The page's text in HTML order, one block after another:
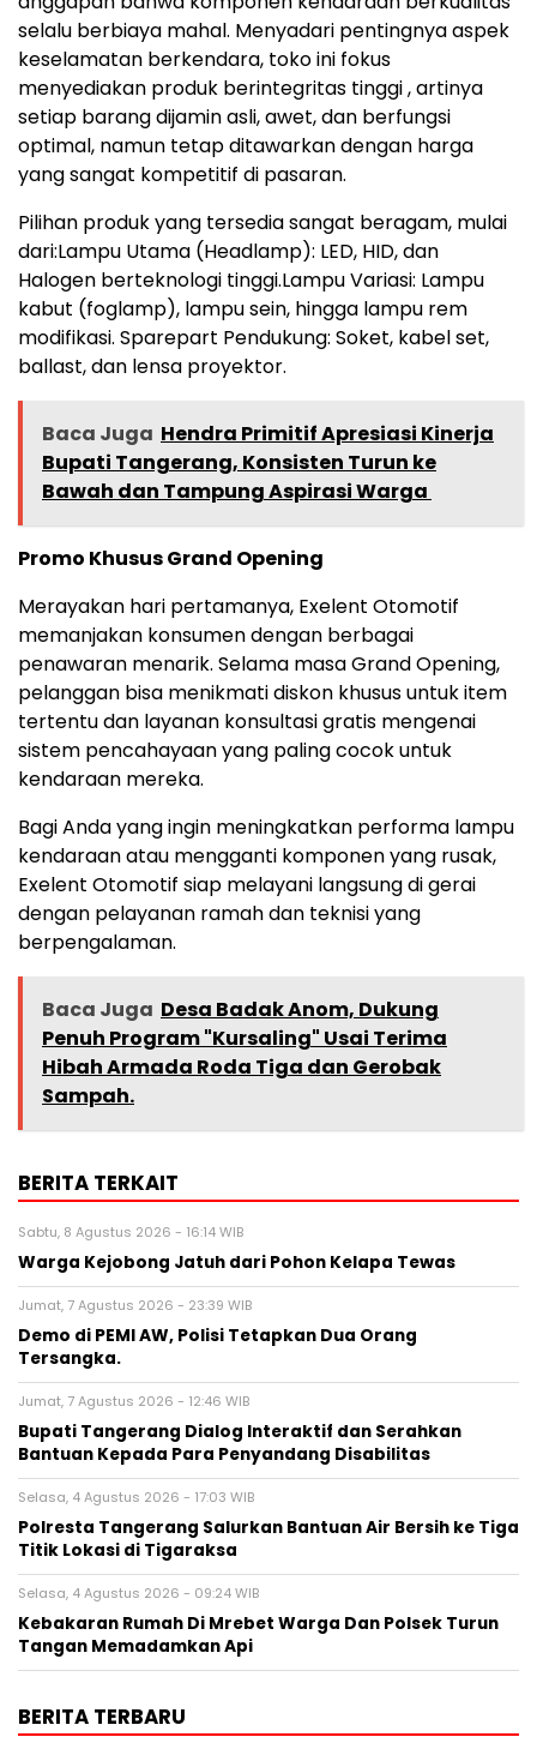
selalu berbiaya mahal. Menyadari pentingnya aspek
keselamatan berkendara, toko ini fokus
menyediakan produk berintegritas tinggi , artinya
setiap barang dijamin asli, awet, dan berfungsi
optimal, namun tetap ditawarkan dengan harga
yang sangat kompetitif di pasaran.
‎Pilihan produk yang tersedia sangat beragam, mulai
dari:Lampu Utama (Headlamp): LED, HID, dan
Halogen berteknologi tinggi.Lampu Variasi: Lampu
kabut (foglamp), lampu sein, hingga lampu rem
modifikasi. Sparepart Pendukung: Soket, kabel set,
ballast, dan lensa proyektor.
Baca Juga Hendra Primitif Apresiasi Kinerja
Bupati Tangerang, Konsisten Turun ke
Bawah dan Tampung Aspirasi Warga ‎
Promo Khusus Grand Opening
‎Merayakan hari pertamanya, Exelent Otomotif
memanjakan konsumen dengan berbagai
penawaran menarik. Selama masa Grand Opening,
pelanggan bisa menikmati diskon khusus untuk item
tertentu dan layanan konsultasi gratis mengenai
sistem pencahayaan yang paling cocok untuk
kendaraan mereka.
‎Bagi Anda yang ingin meningkatkan performa lampu
kendaraan atau mengganti komponen yang rusak,
Exelent Otomotif siap melayani langsung di gerai
dengan pelayanan ramah dan teknisi yang
berpengalaman.
Baca Juga Desa Badak Anom, Dukung
Penuh Program "Kursaling" Usai Terima
Hibah Armada Roda Tiga dan Gerobak
Sampah.
BERITA TERKAIT
Sabtu, 8 Agustus 2026 - 16:14 WIB
Warga Kejobong Jatuh dari Pohon Kelapa Tewas
Jumat, 7 Agustus 2026 - 23:39 WIB
Demo di PEMI AW, Polisi Tetapkan Dua Orang
Tersangka.
Jumat, 7 Agustus 2026 - 12:46 WIB
Bupati Tangerang Dialog Interaktif dan Serahkan
Bantuan Kepada Para Penyandang Disabilitas
Selasa, 4 Agustus 2026 - 17:03 WIB
Polresta Tangerang Salurkan Bantuan Air Bersih ke Tiga
Titik Lokasi di Tigaraksa
Selasa, 4 Agustus 2026 - 09:24 WIB
Kebakaran Rumah Di Mrebet Warga Dan Polsek Turun
Tangan Memadamkan Api
BERITA TERBARU